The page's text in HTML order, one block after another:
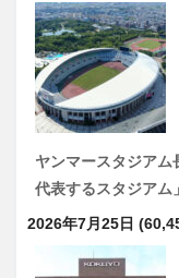
ヤンマースタジア
代表するスタジアム
2026年7月25日